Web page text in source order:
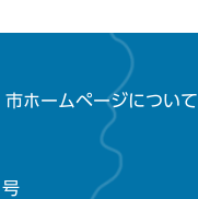
市ホームページについて